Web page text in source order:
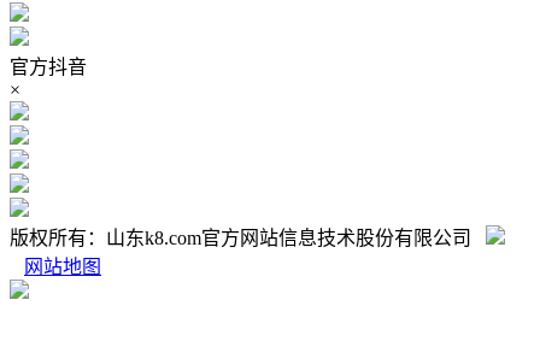
官方抖音
×
版权所有：山东k8.com官方网站信息技术股份有限公司
网站地图